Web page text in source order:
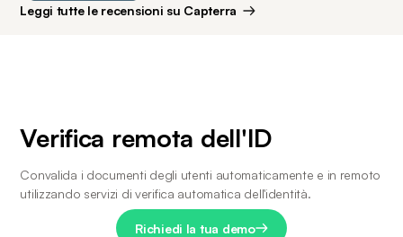
Leggi tutte le recensioni su Capterra
Verifica remota dell'ID
Convalida i documenti degli utenti automaticamente e in remoto
utilizzando servizi di verifica automatica dell'identità.
Richiedi la tua demo